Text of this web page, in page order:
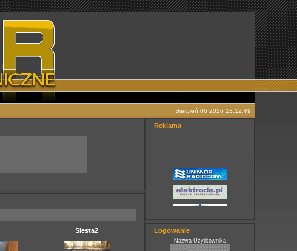
Sierpień 06 2026 13:12:49
Siesta2
Reklama
Logowanie
Nazwa Użytkownika